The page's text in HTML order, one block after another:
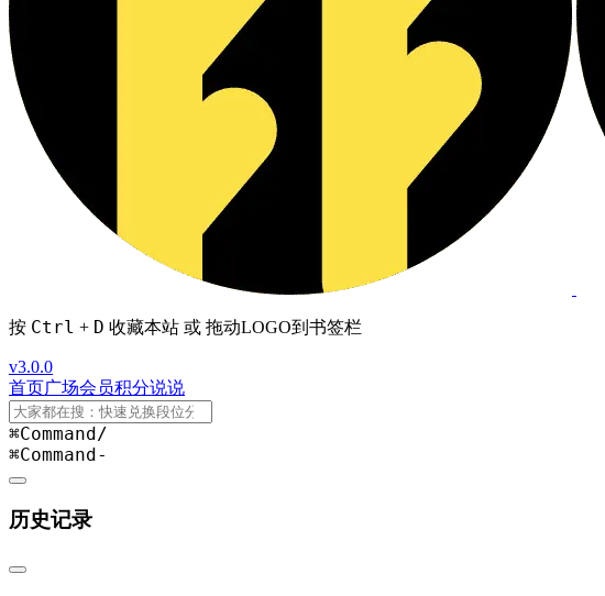
按 Ctrl + D 收藏本站 或 拖动LOGO到书签栏
v3.0.0
首页广场会员积分说说
⌘Command/
⌘Command-
历史记录